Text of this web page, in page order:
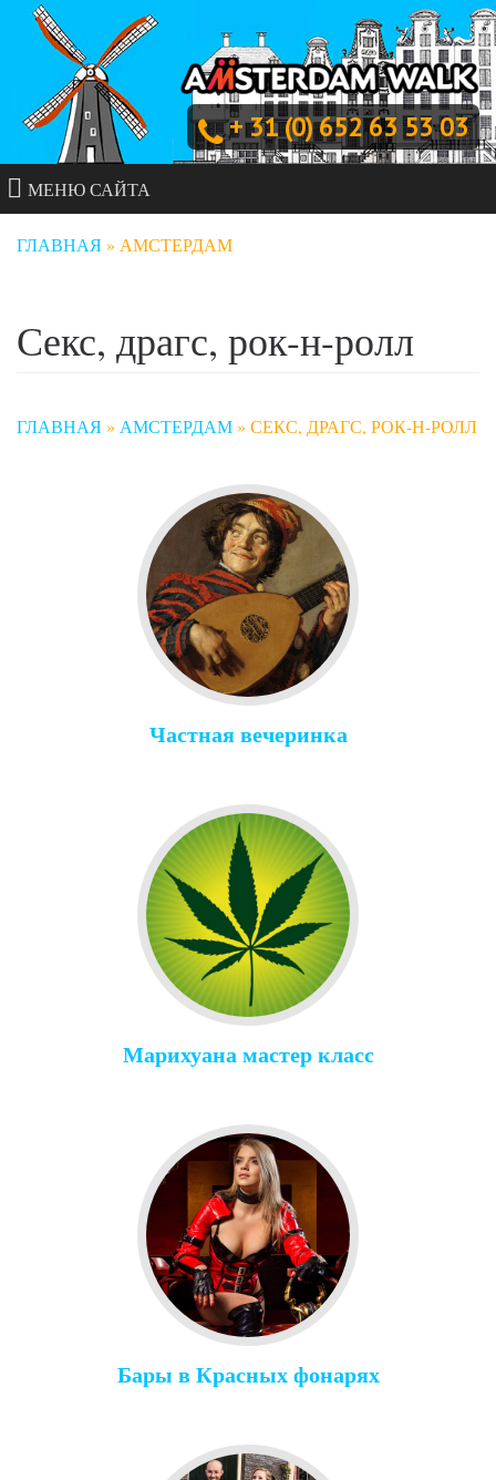
+ 31 (0) 652 63 53 03
МЕНЮ САЙТА
ГЛАВНАЯ» АМСТЕРДАМ
Секс, драгс, рок-н-ролл
ГЛАВНАЯ» АМСТЕРДАМ» СЕКС, ДРАГС, РОК-Н-РОЛЛ
Частная вечеринка
Марихуана мастер класс
Бары в Красных фонарях